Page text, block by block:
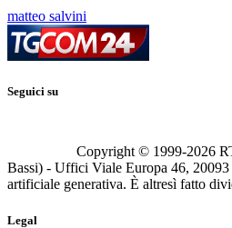
matteo salvini
Seguici su
Copyright © 1999-2026
Bassi) - Uffici Viale Europa 46,
artificiale generativa. È altresì fatto
Legal